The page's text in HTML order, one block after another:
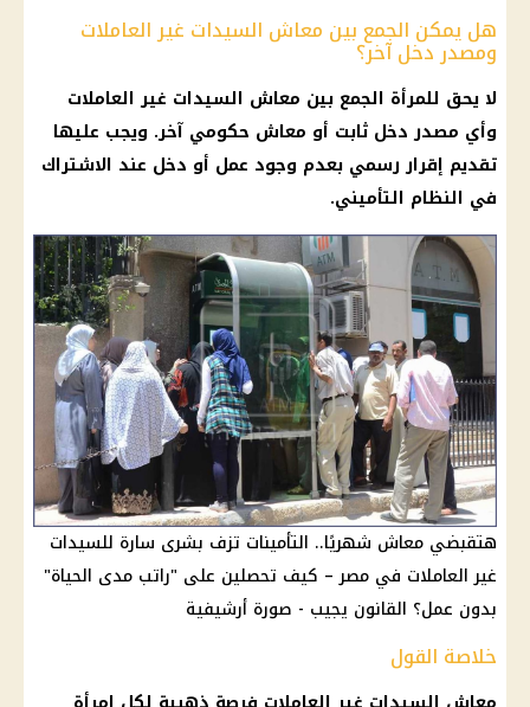
هل يمكن الجمع بين معاش السيدات غير العاملات
ومصدر دخل آخر؟
لا يحق للمرأة الجمع بين معاش السيدات غير العاملات
وأي مصدردخل ثابت أو معاش حكومي آخر. ويجب عليها
تقديم إقرار رسمي بعدم وجود عمل أو دخل عند الاشتراك
في النظام التأميني.
هتقبضي معاش شهريًا.. التأمينات تزف بشرى سارة للسيدات
غير العاملات في مصر – كيف تحصلين على "راتب مدى الحياة"
بدون عمل؟ القانون يجيب - صورة أرشيفية
خلاصة القول